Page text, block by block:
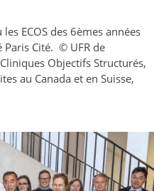
ECOS des 6èmes années
Paris Cité. © UFR de
Objectifs Structurés,
au Canada et en Suisse,